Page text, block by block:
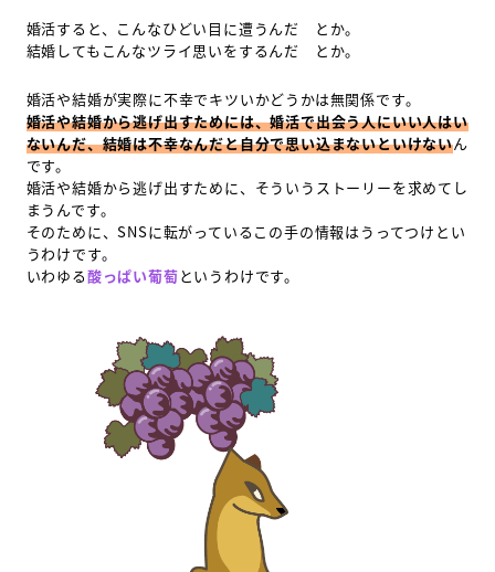
婚活すると、こんなひどい目に遭うんだ とか。
結婚してもこんなツライ思いをするんだ とか。
婚活や結婚が実際に不幸でキツいかどうかは無関係です。
婚活や結婚から逃げ出すためには、婚活で出会う人にいい人はい
ないんだ、結婚は不幸なんだと自分で思い込まないといけないん
です。
婚活や結婚から逃げ出すために、そういうストーリーを求めてし
まうんです。
そのために、SNSに転がっているこの手の情報はうってつけとい
うわけです。
いわゆる酸っぱい葡萄というわけです。